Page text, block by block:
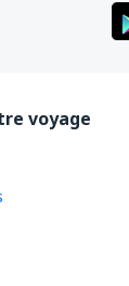
voyage